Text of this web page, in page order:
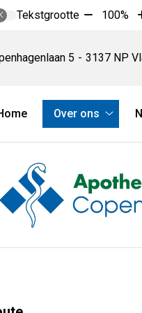
Tekstgrootte Tekst
10%
100%
5 3137 NP
Over ons
Over
ons